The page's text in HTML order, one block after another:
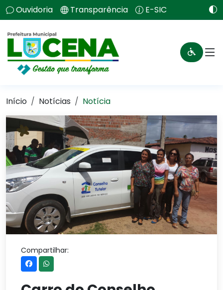
Ouvidoria Transparência E-SIC
Início Notícias Notícia
Compartilhar: